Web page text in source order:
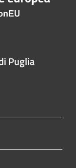
Puglia